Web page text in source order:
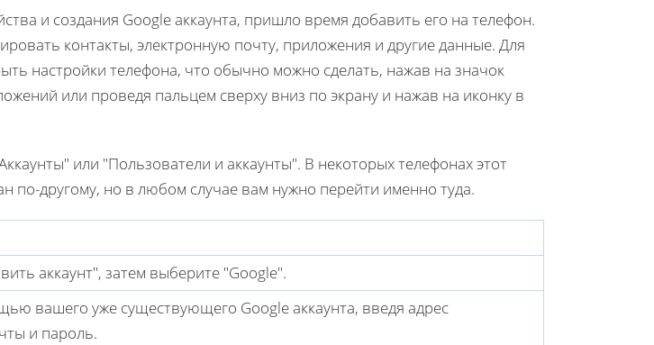
и создания Google аккаунта, пришло время добавить его на телефон.
контакты, электронную почту, приложения и другие данные. Для
настройки телефона, что обычно можно сделать, нажав на значок
или проведя пальцем сверху вниз по экрану и нажав на иконку в
или "Пользователи и аккаунты". В некоторых телефонах этот
по-другому, но в любом случае вам нужно перейти именно туда.
аккаунт", затем выберите "Google".
вашего уже существующего Google аккаунта, введя адрес
и пароль.